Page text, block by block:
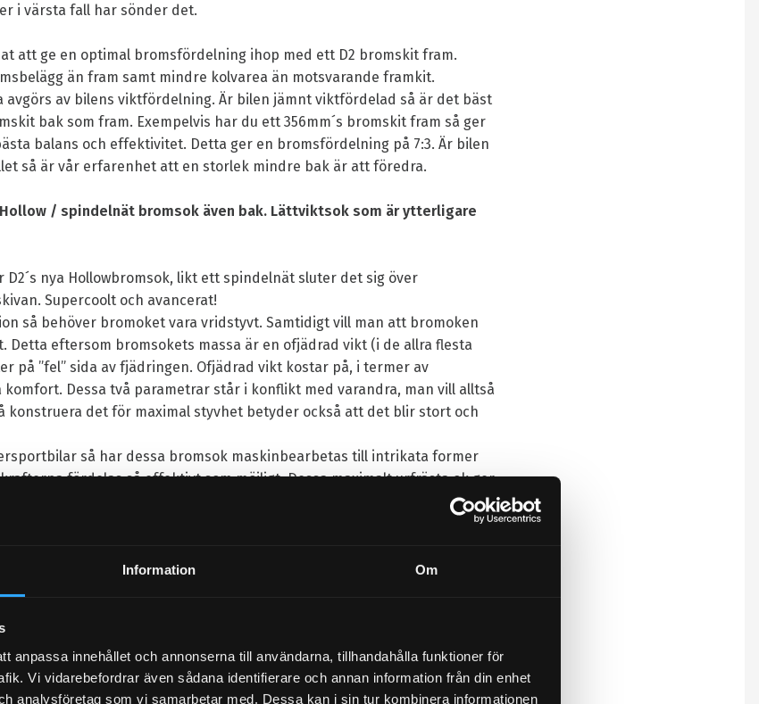
Information Om
anpassa innehållet och annonserna till användarna, tillhandahålla funktioner för
Vi vidarebefordrar även sådana identifierare och annan information från din enhet
analysföretag som vi samarbetar med. Dessa kan i sin tur kombinera informationen
i värsta fall har sönder det.
att ge en optimal bromsfördelning ihop med ett D2 bromskit fram.
än fram samt mindre kolvarea än motsvarande framkit.
avgörs av bilens viktfördelning. Är bilen jämnt viktfördelad så är det bäst
bak som fram. Exempelvis har du ett 356mm´s bromskit fram så ger
balans och effektivitet. Detta ger en bromsfördelning på 7:3. Är bilen
så är vår erfarenhet att en storlek mindre bak är att föredra.
Hollow / spindelnät bromsok även bak. Lättviktsok som är ytterligare
nya Hollowbromsok, likt ett spindelnät sluter det sig över
Supercoolt och avancerat!
så behöver bromoket vara vridstyvt. Samtidigt vill man att bromoken
Detta eftersom bromsokets massa är en ofjädrad vikt (i de allra flesta
på ”fel” sida av fjädringen. Ofjädrad vikt kostar på, i termer av
Dessa två parametrar står i konflikt med varandra, man vill alltså
konstruera det för maximal styvhet betyder också att det blir stort och
så har dessa bromsok maskinbearbetas till intrikata former
fördelas så effektivt som möjligt. Dessa maximalt urfrästa ok ger
motsvarande i Hollowutförande vägen endast 2,63kg, en viktbesparing på
avancerade tekniken även på din bil!
eller slitsade ventilerade skivor. 2st centrumnav i aluminium med